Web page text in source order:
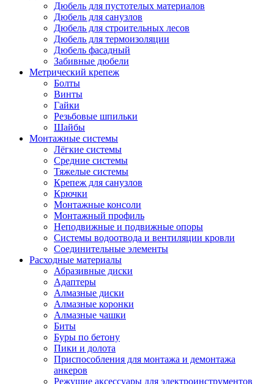
Дюбель для пустотелых материалов
Дюбель для санузлов
Дюбель для строительных лесов
Дюбель для термоизоляции
Дюбель фасадный
Забивные дюбели
Метрический крепеж
Болты
Винты
Гайки
Резьбовые шпильки
Шайбы
Монтажные системы
Лёгкие системы
Средние системы
Тяжелые системы
Крепеж для санузлов
Крючки
Монтажные консоли
Монтажный профиль
Неподвижные и подвижные опоры
Системы водоотвода и вентиляции кровли
Соединительные элементы
Расходные материалы
Абразивные диски
Адаптеры
Алмазные диски
Алмазные коронки
Алмазные чашки
Биты
Буры по бетону
Пики и долота
Приспособления для монтажа и демонтажа
анкеров
Режущие аксессуары для электроинструментов